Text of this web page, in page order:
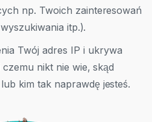
np. Twoich zainteresowań
itp.).
Twój adres IP i ukrywa
nikt nie wie, skąd
kim tak naprawdę jesteś.